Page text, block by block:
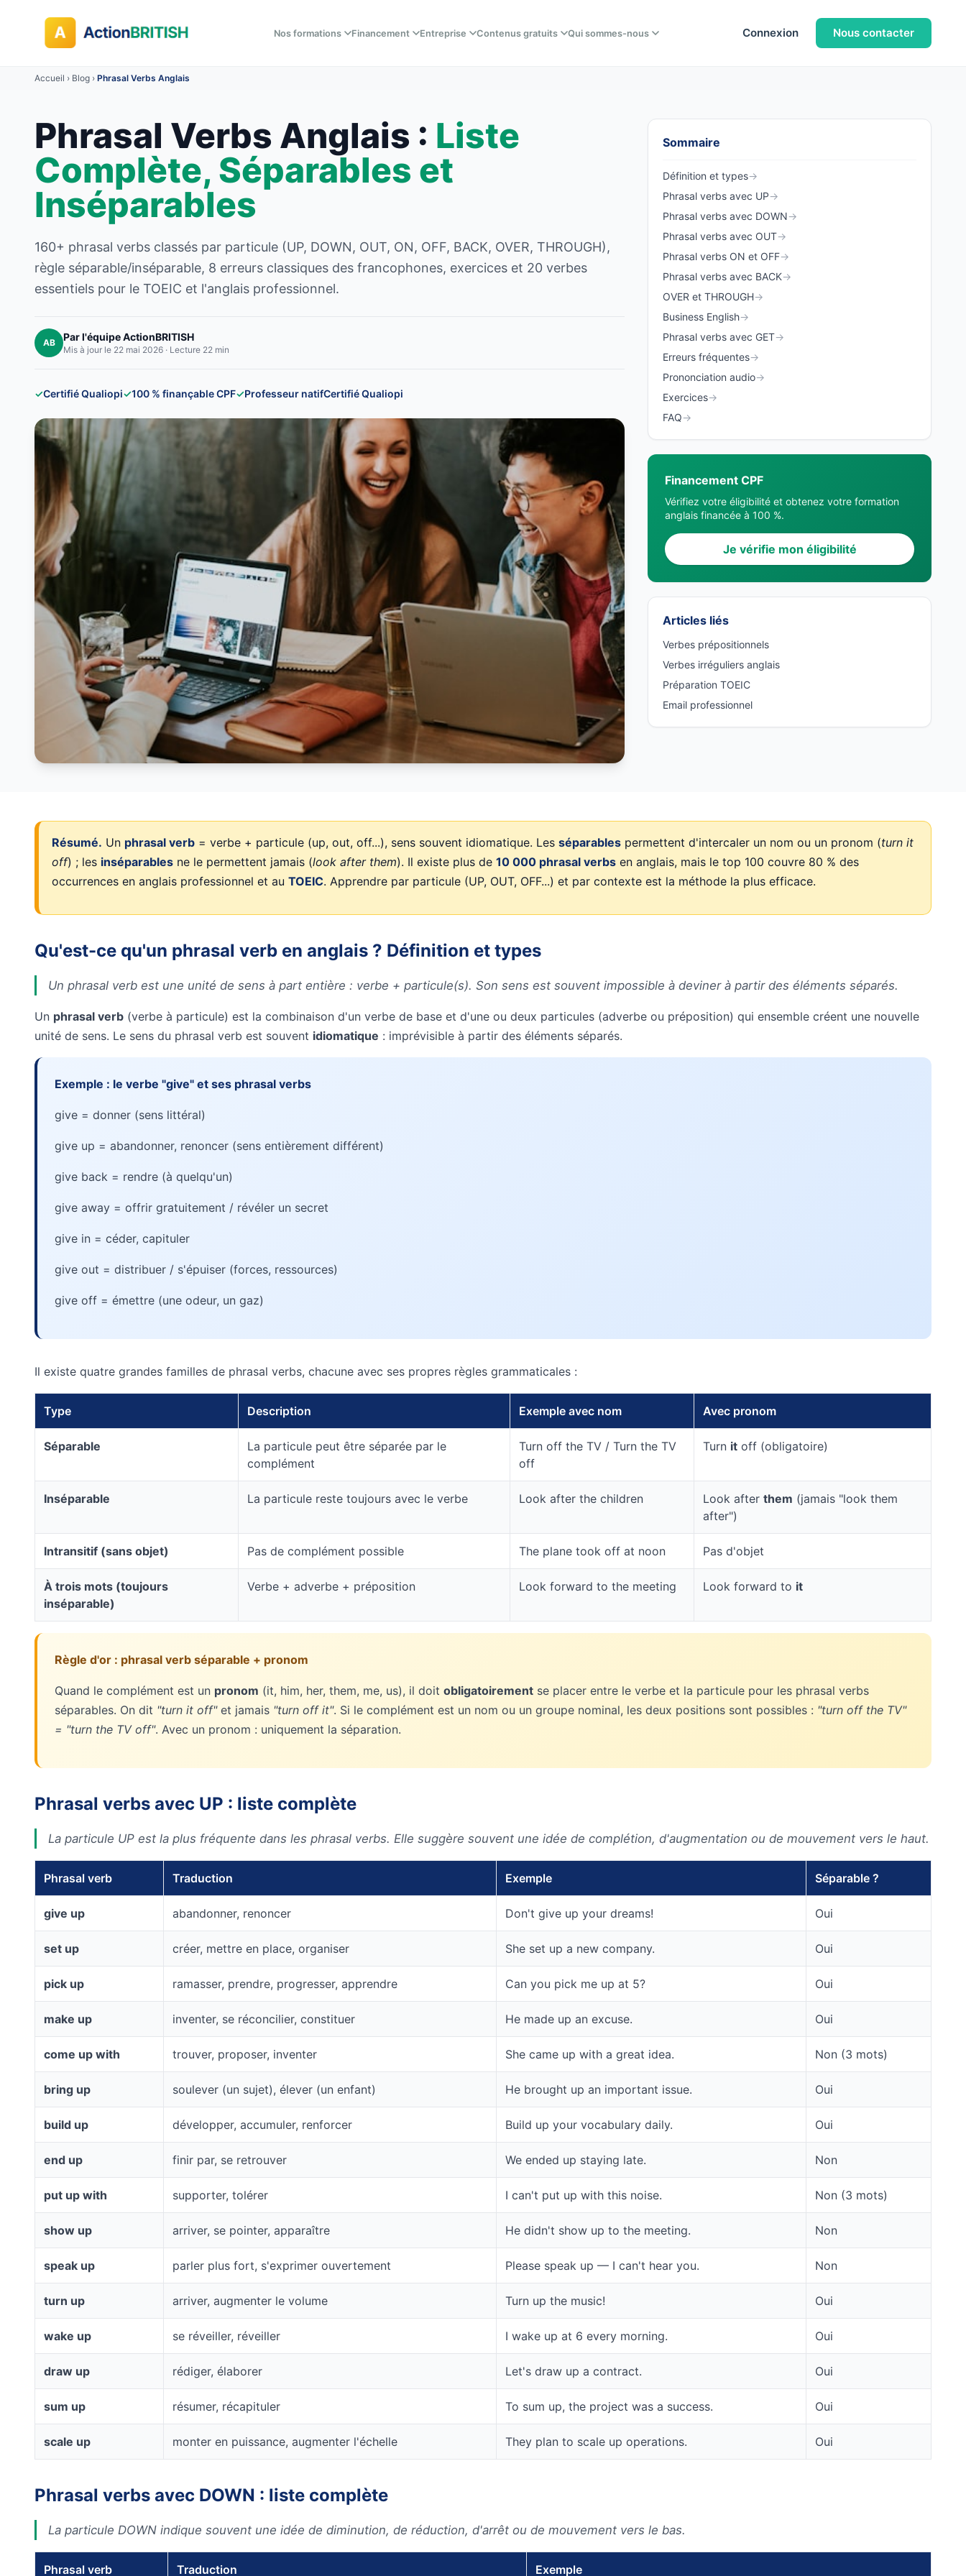
Nos formations Financement Entreprise Contenus gratuits Qui sommes-nous Connexion Nous contacter
Accueil › Blog › Phrasal Verbs Anglais
Phrasal Verbs Anglais : Liste
Complète, Séparables et
Inséparables
160+ phrasal verbs classés par particule (UP, DOWN, OUT, ON, OFF, BACK, OVER, THROUGH),
règle séparable/inséparable, 8 erreurs classiques des francophones, exercices et 20 verbes
essentiels pour le TOEIC et l'anglais professionnel.
AB Par l'équipe ActionBRITISH
Mis à jour le 22 mai 2026 · Lecture 22 min
✓Certifié Qualiopi✓100 % finançable CPF✓Professeur natifCertifié Qualiopi
Sommaire
Définition et types→
Phrasal verbs avec UP→
Phrasal verbs avec DOWN→
Phrasal verbs avec OUT→
Phrasal verbs ON et OFF→
Phrasal verbs avec BACK→
OVER et THROUGH→
Business English→
Phrasal verbs avec GET→
Erreurs fréquentes→
Prononciation audio→
Exercices→
FAQ→
Financement CPF
Vérifiez votre éligibilité et obtenez votre formation
anglais financée à 100 %.
Je vérifie mon éligibilité
Articles liés
Verbes prépositionnels
Verbes irréguliers anglais
Préparation TOEIC
Email professionnel
Résumé. Un phrasal verb = verbe + particule (up, out, off...), sens souvent idiomatique. Les séparables permettent d'intercaler un nom ou un pronom (turn it
off) ; les inséparables ne le permettent jamais (look after them). Il existe plus de 10 000 phrasal verbs en anglais, mais le top 100 couvre 80 % des
occurrences en anglais professionnel et au TOEIC. Apprendre par particule (UP, OUT, OFF...) et par contexte est la méthode la plus efficace.
Qu'est-ce qu'un phrasal verb en anglais ? Définition et types
Un phrasal verb est une unité de sens à part entière : verbe + particule(s). Son sens est souvent impossible à deviner à partir des éléments séparés.
Un phrasal verb (verbe à particule) est la combinaison d'un verbe de base et d'une ou deux particules (adverbe ou préposition) qui ensemble créent une nouvelle
unité de sens. Le sens du phrasal verb est souvent idiomatique : imprévisible à partir des éléments séparés.
Exemple : le verbe "give" et ses phrasal verbs
give = donner (sens littéral)
give up = abandonner, renoncer (sens entièrement différent)
give back = rendre (à quelqu'un)
give away = offrir gratuitement / révéler un secret
give in = céder, capituler
give out = distribuer / s'épuiser (forces, ressources)
give off = émettre (une odeur, un gaz)
Il existe quatre grandes familles de phrasal verbs, chacune avec ses propres règles grammaticales :
Type Description Exemple avec nom Avec pronom
Séparable
La particule peut être séparée par le
complément
Turn off the TV / Turn the TV
off
Turn it off (obligatoire)
Inséparable La particule reste toujours avec le verbe Look after the children Look after them (jamais "look them
after")
Intransitif (sans objet) Pas de complément possible The plane took off at noon Pas d'objet
À trois mots (toujours
inséparable)
Verbe + adverbe + préposition Look forward to the meeting Look forward to it
Règle d'or : phrasal verb séparable + pronom
Quand le complément est un pronom (it, him, her, them, me, us), il doit obligatoirement se placer entre le verbe et la particule pour les phrasal verbs
séparables. On dit "turn it off"et jamais "turn off it". Si le complément est un nom ou un groupe nominal, les deux positions sont possibles : "turn off the TV"
= "turn the TV off". Avec un pronom : uniquement la séparation.
Phrasal verbs avec UP : liste complète
La particule UP est la plus fréquente dans les phrasal verbs. Elle suggère souvent une idée de complétion, d'augmentation ou de mouvement vers le haut.
Phrasal verb Traduction Exemple Séparable ?
give up abandonner, renoncer Don't give up your dreams! Oui
set up créer, mettre en place, organiser She set up a new company. Oui
pick up ramasser, prendre, progresser, apprendre Can you pick me up at 5? Oui
make up inventer, se réconcilier, constituer He made up an excuse. Oui
come up with trouver, proposer, inventer She came up with a great idea. Non (3 mots)
bring up soulever (un sujet), élever (un enfant) He brought up an important issue. Oui
build up développer, accumuler, renforcer Build up your vocabulary daily. Oui
end up finir par, se retrouver We ended up staying late. Non
put up with supporter, tolérer I can't put up with this noise. Non (3 mots)
show up arriver, se pointer, apparaître He didn't show up to the meeting. Non
speak up parler plus fort, s'exprimer ouvertement Please speak up — I can't hear you. Non
turn up arriver, augmenter le volume Turn up the music! Oui
wake up se réveiller, réveiller I wake up at 6 every morning. Oui
draw up rédiger, élaborer Let's draw up a contract. Oui
sum up résumer, récapituler To sum up, the project was a success. Oui
scale up monter en puissance, augmenter l'échelle They plan to scale up operations. Oui
Phrasal verbs avec DOWN : liste complète
La particule DOWN indique souvent une idée de diminution, de réduction, d'arrêt ou de mouvement vers le bas.
Phrasal verb Traduction Exemple